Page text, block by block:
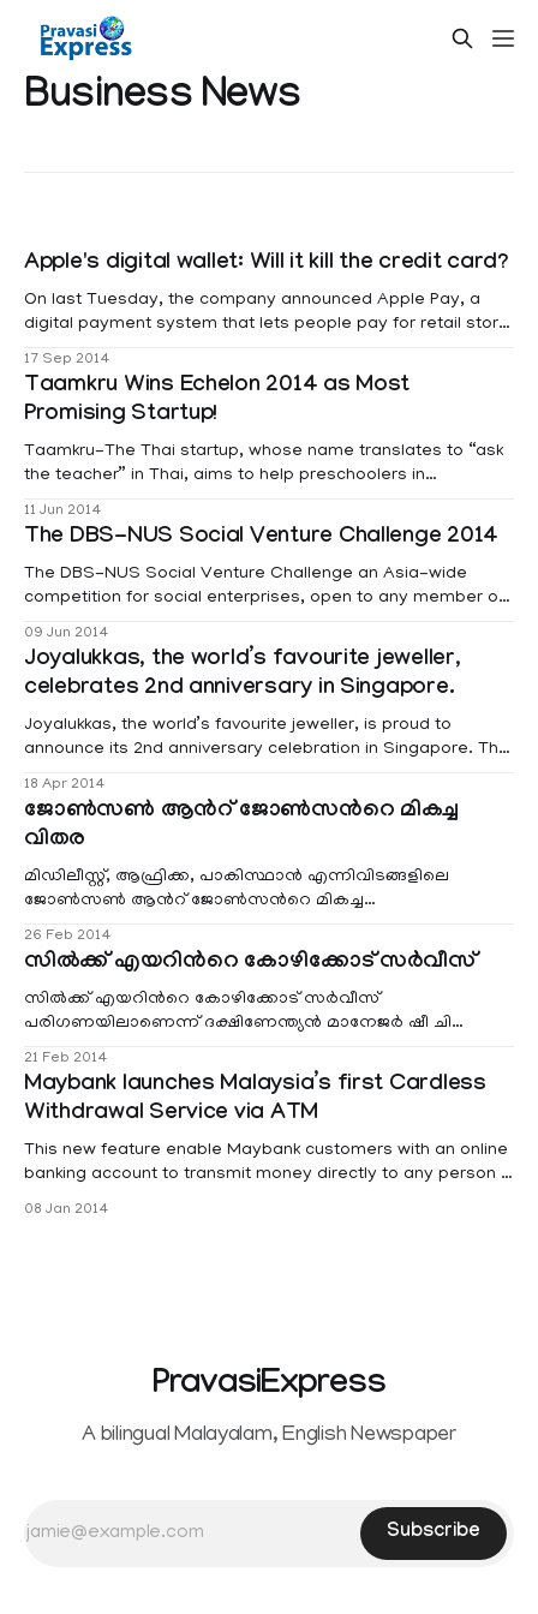
Business News
Apple's digital wallet: Will it kill the credit card?
On last Tuesday, the company announced Apple Pay, a
digital payment system that lets people pay for retail store
purchases using their phones rather than cash or credit
cards.
17 Sep 2014
Taamkru Wins Echelon 2014 as Most
Promising Startup!
Taamkru-The Thai startup, whose name translates to “ask
the teacher” in Thai, aims to help preschoolers in
kindergarten, wins Echelon 2014 as most promising startup.
11 Jun 2014
The DBS-NUS Social Venture Challenge 2014
The DBS-NUS Social Venture Challenge an Asia-wide
competition for social enterprises, open to any member of
the public, held its finale at the Shaw Alumni House in NUS,
Singapore on the 6th of June 2014. President Tony Tan
Keng Yam. graced the occasion as the Guest of Honour
and presented the awards
09 Jun 2014
Joyalukkas, the world’s favourite jeweller,
celebrates 2nd anniversary in Singapore.
Joyalukkas, the world’s favourite jeweller, is proud to
announce its 2nd anniversary celebration in Singapore. The
anniversary celebration is planned as ‘ A winning
celebration’ “because our valued customers is the reason
we have been so successful and well accepted in
Singapore,” said Joy Alukkas,
18 Apr 2014
ജോണ്‍സണ്‍ ആന്‍റ് ജോണ്‍സന്‍റെ മികച്ച
വിതര
മിഡിലീസ്റ്റ്, ആഫ്രിക്ക, പാകിസ്ഥാന്‍ എന്നിവിടങ്ങളിലെ
ജോണ്‍സണ്‍ ആന്‍റ് ജോണ്‍സന്‍റെ മികച്ച
വിതരണക്കാരനുള്ള അവാര്‍ഡ് സൈറ്റെകിന്..
26 Feb 2014
സില്‍ക്ക് എയറിന്‍റെ കോഴിക്കോട് സര്‍വീസ്
സില്‍ക്ക് എയറിന്‍റെ കോഴിക്കോട് സര്‍വീസ്
പരിഗണയിലാണെന്ന് ദക്ഷിണേന്ത്യന്‍ മാനേജര്‍ ഷീ ചി
ചിയാന്‍ പത്രസമ്മേളനത്തില്‍
പറഞ്ഞു.രജതജൂബിലിയാഘോഷിക്കുന്ന സില്‍ക്ക് എയര്‍
തങ്ങളുടെ ഇക്കോണമി ക്ലാസിലെ യാത്രികര്‍ക്ക് 2,50,000
രൂപയുടെ പ്രത്യേക ഇളവുകള്‍ ഉള്ള ടിക്കറ്റുകള്‍ പ്രഖ്യാപിച്ചു
കൊണ്ട് സംസാരിക്കുകയായിരുന്നു അ
21 Feb 2014
Maybank launches Malaysia’s first Cardless
Withdrawal Service via ATM
This new feature enable Maybank customers with an online
banking account to transmit money directly to any person in
Malaysia using a Malaysian registered mobile phone
08 Jan 2014
PravasiExpress
A bilingual Malayalam, English Newspaper
Subscribe